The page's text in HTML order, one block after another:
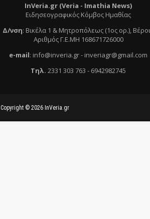
InVeria.gr (Veria - Ιmathia News)
Ειδησεογραφικός Κόμβος Ημαθίας
Δ/νση: Βικέλα 1 & Μητροπόλεως (1ος ορ.),
Αριθμός Γ.Ε.ΜΗ 168671726000
e-mail: info@inveria.gr- inveriagr@gmail.com
Τηλ. 2331 303 763 - 6942982745
Copyright © 2026 InVeria.gr